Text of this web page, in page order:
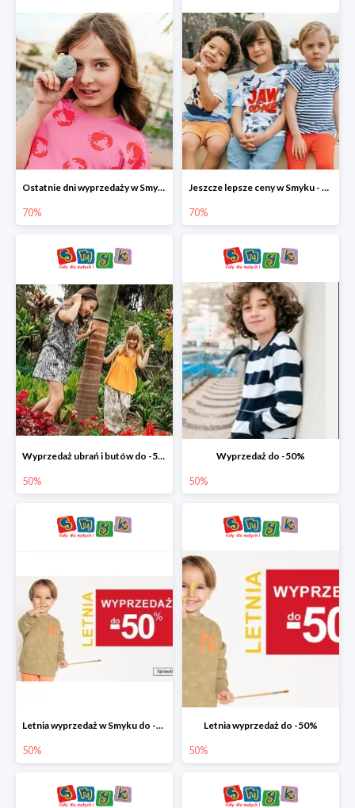
Ostatnie dni wyprzedaży w Smyku - ubrania i buty do -70%
70%
Jeszcze lepsze ceny w Smyku - ubrania i buty do -70%
70%
Wyprzedaż ubrań i butów do -50%
50%
Wyprzedaż do -50%
50%
Letnia wyprzedaż w Smyku do -50%
50%
Letnia wyprzedaż do -50%
50%